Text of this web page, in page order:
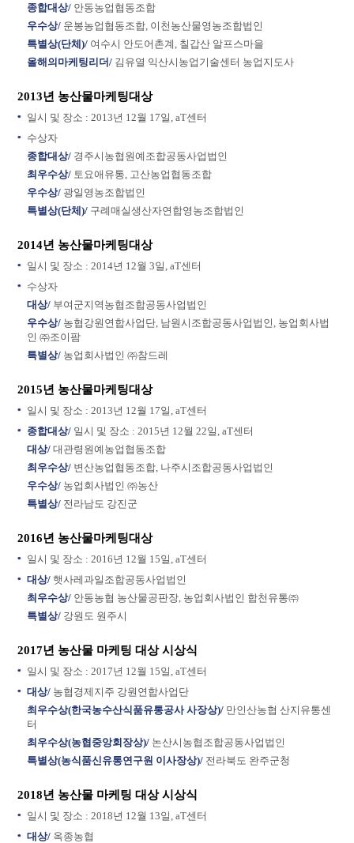
종합대상/ 안동농업협동조합
우수상/ 운봉농업협동조합, 이천농산물영농조합법인
특별상(단체)/ 여수시 안도어촌계, 칠갑산 알프스마을
올해의마케팅리더/ 김유열 익산시농업기술센터 농업지도사
2013년 농산물마케팅대상
일시 및 장소 : 2013년 12월 17일, aT센터
수상자
종합대상/ 경주시농협원예조합공동사업법인
최우수상/ 토요애유통, 고산농업협동조합
우수상/ 광일영농조합법인
특별상(단체)/ 구례매실생산자연합영농조합법인
2014년 농산물마케팅대상
일시 및 장소 : 2014년 12월 3일, aT센터
수상자
대상/ 부여군지역농협조합공동사업법인
우수상/ 농협강원연합사업단, 남원시조합공동사업법인, 농업회사법
인 ㈜조이팜
특별상/ 농업회사법인 ㈜참드레
2015년 농산물마케팅대상
일시 및 장소 : 2013년 12월 17일, aT센터
종합대상/ 일시 및 장소 : 2015년 12월 22일, aT센터
대상/대관령원예농업협동조합
최우수상/ 변산농업협동조합, 나주시조합공동사업법인
우수상/ 농업회사법인 ㈜농산
특별상/ 전라남도 강진군
2016년 농산물마케팅대상
일시 및 장소 : 2016년 12월 15일, aT센터
대상/햇사레과일조합공동사업법인
최우수상/ 안동농협 농산물공판장, 농업회사법인 합천유통㈜
특별상/ 강원도 원주시
2017년 농산물 마케팅 대상 시상식
일시 및 장소 : 2017년 12월 15일, aT센터
대상/ 농협경제지주 강원연합사업단
최우수상(한국농수산식품유통공사 사장상)/ 만인산농협 산지유통센
터
최우수상(농협중앙회장상)/ 논산시농협조합공동사업법인
특별상(농식품신유통연구원 이사장상)/ 전라북도 완주군청
2018년 농산물 마케팅 대상 시상식
일시 및 장소 : 2018년 12월 13일, aT센터
대상/ 옥종농협